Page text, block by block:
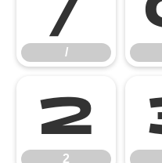
/
2
2